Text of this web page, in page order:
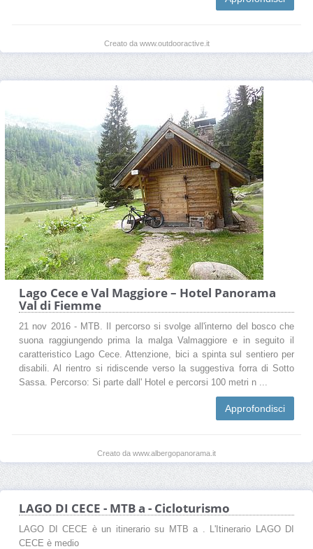
Creato da www.outdooractive.it
Lago Cece e Val Maggiore – Hotel Panorama
Val di Fiemme
21 nov 2016 - MTB. Il percorso si svolge all'interno del bosco che
suona raggiungendo prima la malga Valmaggiore e in seguito il
caratteristico Lago Cece. Attenzione, bici a spinta sul sentiero per
disabili. Al rientro si ridiscende verso la suggestiva forra di Sotto
Sassa. Percorso: Si parte dall' Hotel e percorsi 100 metri n ...
Approfondisci
Creato da www.albergopanorama.it
LAGO DI CECE - MTB a - Cicloturismo
LAGO DI CECE è un itinerario su MTB a . L'Itinerario LAGO DI
CECE è medio